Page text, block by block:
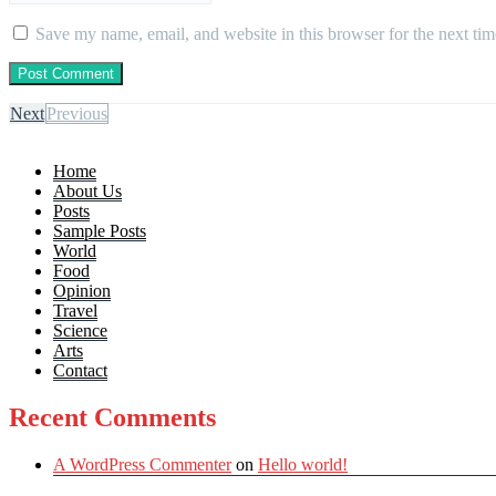
Save my name, email, and website in this browser for the next
NextPrevious
Home
About Us
Posts
Sample Posts
World
Food
Opinion
Travel
Science
Arts
Contact
Recent Comments
A WordPress Commenteron Hello world!